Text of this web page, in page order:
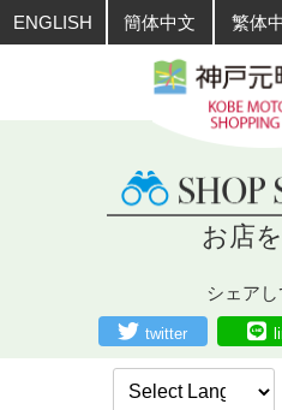
ENGLISH 簡体中文 繁体
お店
シェアし
twitter